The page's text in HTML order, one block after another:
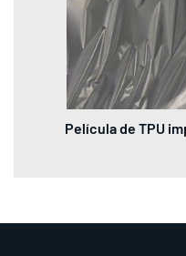
Película de TPU